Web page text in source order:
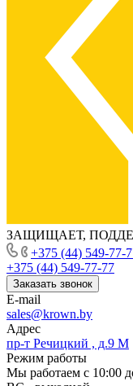
ЗАЩИЩАЕТ,
+375 (44) 549-77-
+375 (44) 549-77-77
Заказать звонок
E-mail
sales@krown.by
Адрес
пр-т Речицкий , д.9 М
Режим работы
Мы работаем с 10:00